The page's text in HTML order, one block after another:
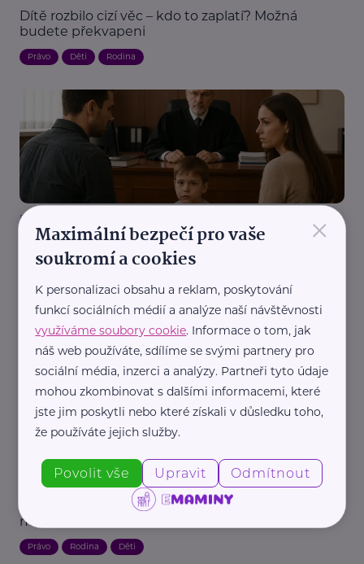
Dítě rozbilo cizí věc – kdo to zaplatí? Možná
budete překvapeni
Právo Děti Rodina
Reklama
Advokátní kancelář ELEMENTZ LEGAL
Otec se nehlásí k dítěti? Jak funguje určení
Reklama
Advokátní kancelář ELEMENTZ LEGAL
Čekáte dítě a otec se k ničemu nemá? Na výživné
máte nárok i bez svatby
Právo Rodina Děti
×
Maximální bezpečí pro vaše
soukromí a cookies
K personalizaci obsahu a reklam, poskytování
funkcí sociálních médií a analýze naší návštěvnosti
využíváme soubory cookie. Informace o tom, jak
náš web používáte, sdílíme se svými partnery pro
sociální média, inzerci a analýzy. Partneři tyto údaje
mohou zkombinovat s dalšími informacemi, které
jste jim poskytli nebo které získali v důsledku toho,
že používáte jejich služby.
Povolit vše Upravit Odmítnout